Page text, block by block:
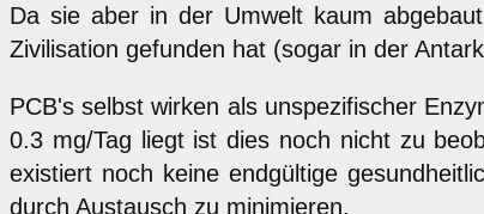
Da sie aber in der Umwelt kaum
Zivilisation gefunden hat (sogar in der
PCB's selbst wirken als unspezifischer
0.3 mg/Tag liegt ist dies noch nicht zu
existiert noch keine endgültige
durch Austausch zu minimieren.